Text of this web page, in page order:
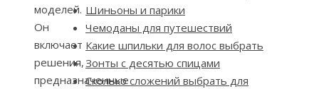
моделей.
Он
включает
решения,
предназначенные
Шиньоны и парики
Чемоданы для путешествий
Какие шпильки для волос выбрать
Зонты с десятью спицами
Сколько сложений выбрать для